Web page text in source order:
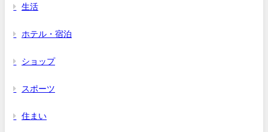
生活
ホテル・宿泊
ショップ
スポーツ
住まい